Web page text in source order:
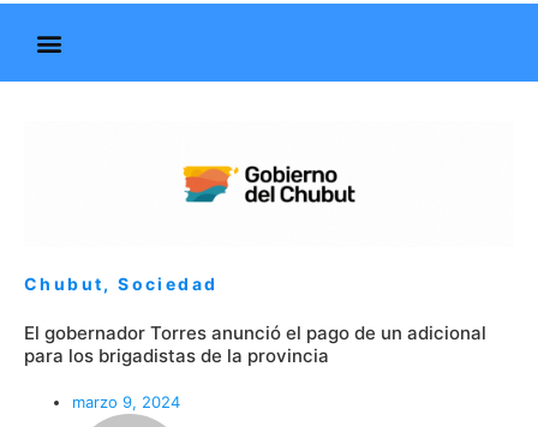
Chubut,Sociedad
El gobernador Torres anunció el pago de un adicional
para los brigadistas de la provincia
marzo 9, 2024